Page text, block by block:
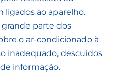
ligados ao aparelho.
parte dos
o ar-condicionado à
inadequado, descuidos
informação.